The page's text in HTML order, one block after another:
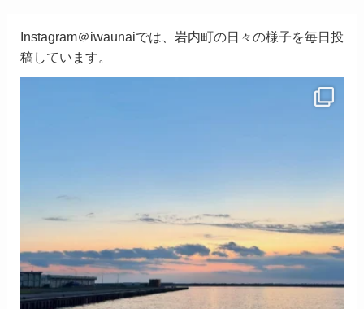
Instagram＠iwaunaiでは、岩内町の日々の様子を毎日投
稿しています。